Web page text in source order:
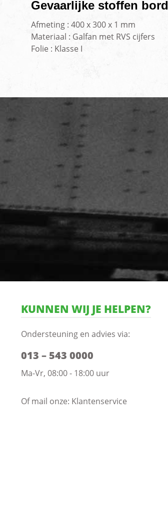
Gevaarlijke stoffen bord
Afmeting : 400 x 300 x 1 mm
Materiaal : Galfan met RVS cijfers
Folie : Klasse I
KUNNEN WIJ JE HELPEN?
Ondersteuning en advies via:
013 – 543 0000
Ma-Vr, 08:00 - 18:00 uur
Of mail onze: Klantenservice